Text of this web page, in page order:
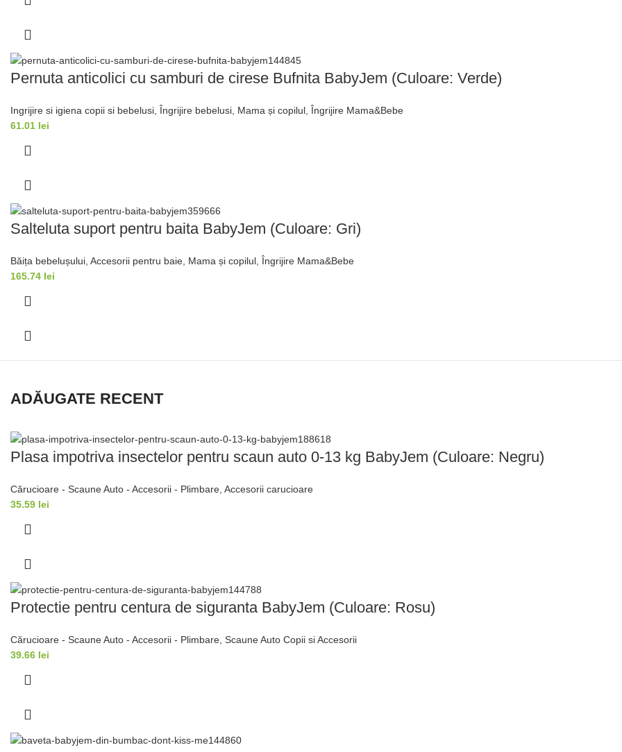
Pernuta anticolici cu samburi de cirese Bufnita BabyJem (Culoare: Verde)
Ingrijire si igiena copii si bebelusi Îngrijire bebelusi Mama și copilul Îngrijire Mama&Bebe
61.01 lei
Salteluta suport pentru baita BabyJem (Culoare: Gri)
Băița bebelușului,Accesorii pentru baie, Mama și copilul, Îngrijire Mama&Bebe
165.74 lei
ADĂUGATE RECENT
Plasa impotriva insectelor pentru scaun auto 0-13 kg BabyJem (Culoare: Negru)
Cărucioare - Scaune Auto - Accesorii - Plimbare ,Accesorii carucioare
35.59 lei
Protectie pentru centura de siguranta BabyJem (Culoare: Rosu)
Cărucioare - Scaune Auto - Accesorii - Plimbare ,Scaune Auto Copii si Accesorii
39.66 lei